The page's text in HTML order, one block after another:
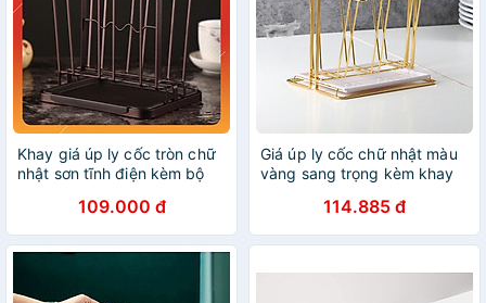
Khay giá úp ly cốc tròn chữ
nhật sơn tĩnh điện kèm bộ
tiện dụng109.000 đ
Giá úp ly cốc chữ nhật màu
vàng sang trọng kèm khay
114.885 đ